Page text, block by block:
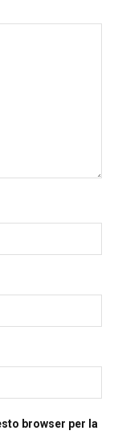
browser per la